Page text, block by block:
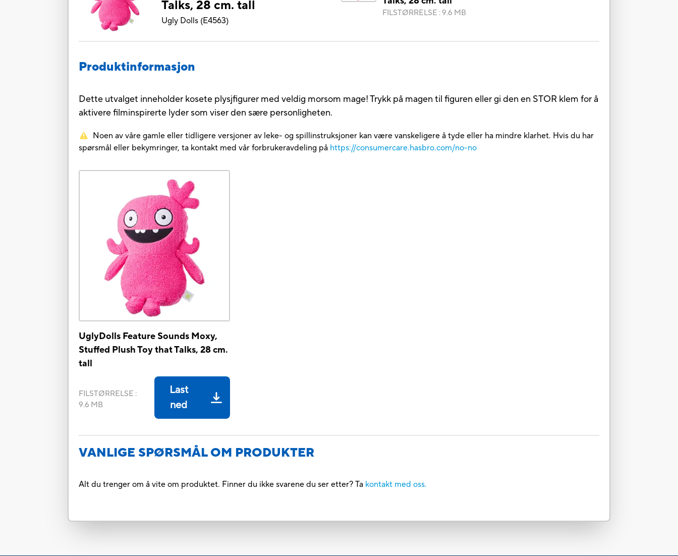
Talks, 28 cm. tall
Ugly Dolls (E4563)
FILSTØRRELSE :9.6 MB
Produktinformasjon
Dette utvalget inneholder kosete plysjfigurer med veldig morsom mage! Trykk på magen til figuren eller gi den en STOR klem for å
aktivere filminspirerte lyder som viser den sære personligheten.
Noen av våre gamle eller tidligere versjoner av leke- og spillinstruksjoner kan være vanskeligere å tyde eller ha mindre klarhet. Hvis du har
spørsmål eller bekymringer, ta kontakt med vår forbrukeravdeling på https://consumercare.hasbro.com/no-no
UglyDolls Feature Sounds Moxy,
Stuffed Plush Toy that Talks, 28 cm.
tall
FILSTØRRELSE :
9.6 MB
Last
ned
VANLIGE SPØRSMÅL OM PRODUKTER
Alt du trenger om å vite om produktet. Finner du ikke svarene du ser etter? Ta kontakt med oss.